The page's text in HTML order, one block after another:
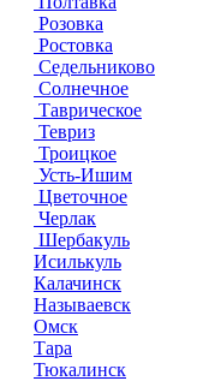
Розовка
Ростовка
Седельниково
Солнечное
Таврическое
Тевриз
Троицкое
Усть-Ишим
Цветочное
Черлак
Шербакуль
Исилькуль
Калачинск
Называевск
Омск
Тара
Тюкалинск